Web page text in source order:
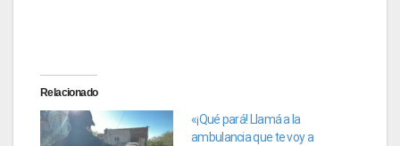
Relacionado
«¡Qué pará! Llamá a la
ambulancia que te voy a